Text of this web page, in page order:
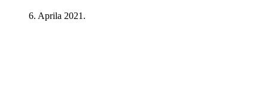
6. Aprila 2021.